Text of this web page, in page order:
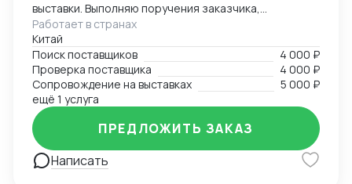
выставки. Выполняю поручения заказчика,
представляю интересы компании в Китае. Оказываю
услуги по контролю качества продукции и загрузке
контейнеров. Опыт работы во внешнеэкономической
деятельности — более 5 лет. Опыт работы
переводчиком — более 10 лет. Есть личный
автомобиль. Имею опыт работы на
производственных предприятиях. Занимаюсь
поиском и заказом брендовых часов, сумок, одежды
и других товаров. Также организую поиск
Работает в странах
Китай
Поиск поставщиков
4 000 ₽
Проверка поставщика
4 000 ₽
Сопровождение на выставках
5 000 ₽
ещё 1 услуга
Написать
ПРЕДЛОЖИТЬ ЗАКАЗ